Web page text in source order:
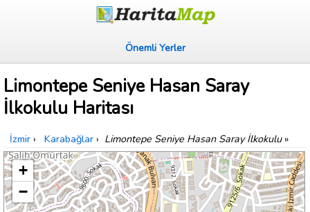
Önemli Yerler
Limontepe Seniye Hasan Saray
İlkokulu Haritası
İzmir › Karabağlar › Limontepe Seniye Hasan Saray İlkokulu»
+
−